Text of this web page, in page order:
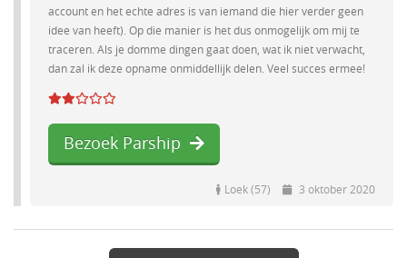
account en het echte adres is van iemand die hier verder geen
idee van heeft). Op die manier is het dus onmogelijk om mij te
traceren. Als je domme dingen gaat doen, wat ik niet verwacht,
dan zal ik deze opname onmiddellijk delen. Veel succes ermee!
Bezoek Parship
Loek (57) 3 oktober 2020